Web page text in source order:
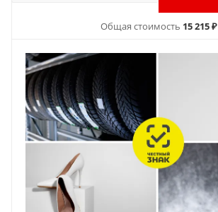
Общая стоимость 15 215 ₽